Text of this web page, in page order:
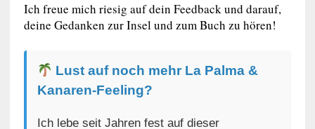
Ich freue mich riesig auf dein Feedback und darauf,
deine Gedanken zur Insel und zum Buch zu hören!
Lust auf noch mehr La Palma &
Kanaren-Feeling?
Ich lebe seit Jahren fest auf dieser